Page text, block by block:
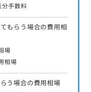
分手数料
もらう場合の費用相
場
相場
う場合の費用相場